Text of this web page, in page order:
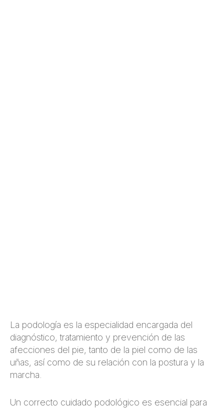
La podología es la especialidad encargada del
diagnóstico, tratamiento y prevención de las
afecciones del pie, tanto de la piel como de las
uñas, así como de su relación con la postura y la
marcha.
Un correcto cuidado podológico es esencial para